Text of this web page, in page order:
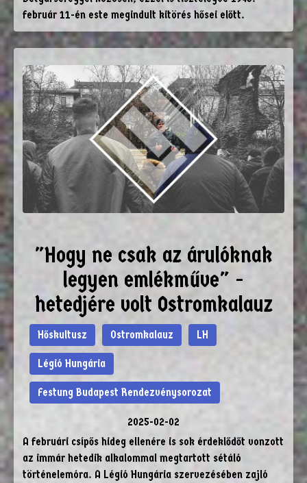
február 11-én este megindult kitörés hősei előtt.
"Hogy ne csak az árulóknak
legyen emlékműve" -
hetedjére volt Ostromkalauz
Hőskultusz Ostromkalauz LH
Légió Hungária
Festung Budapest Rendezvénysorozat
2025-02-02
A februári csípős hideg ellenére is sok érdeklődőt vonzott
az immár hetedik alkalommal megtartott sétáló
történelemóra. A Légió Hungária szervezésében zajló